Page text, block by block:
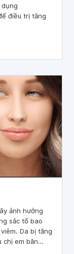
điều trị tăng
ảnh hưởng
sắc tố bao
Da bị tăng
chị em băn